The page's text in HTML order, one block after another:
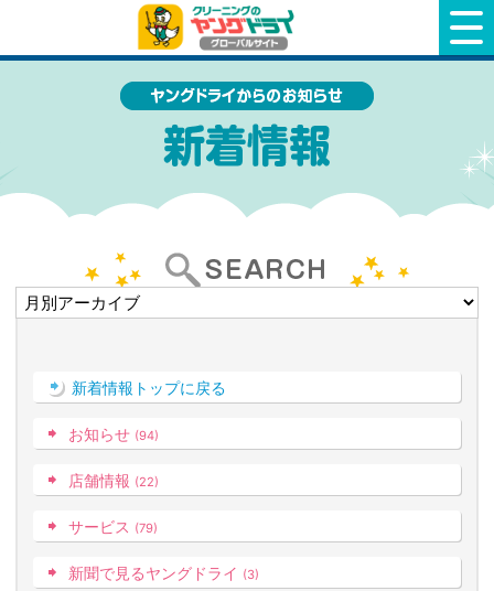
クリーニングのヤングドライ
新着情報トップに戻る
お知らせ (94)
店舗情報 (22)
サービス (79)
新聞で見るヤングドライ (3)